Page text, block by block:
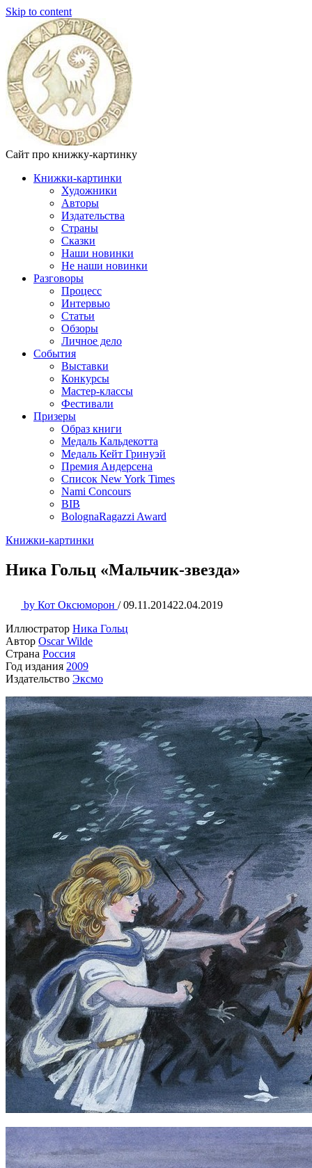
Skip to content
Сайт про книжку-картинку
Книжки-картинки
Художники
Авторы
Издательства
Страны
Сказки
Наши новинки
Не наши новинки
Разговоры
Процесс
Интервью
Статьи
Обзоры
Личное дело
События
Выставки
Конкурсы
Мастер-классы
Фестивали
Призеры
Образ книги
Медаль Кальдекотта
Медаль Кейт Гринуэй
Премия Андерсена
Список New York Times
Nami Concours
BIB
BolognaRagazzi Award
Книжки-картинки
Ника Гольц «Мальчик-звезда»
by Кот Оксюморон / 09.11.201422.04.2019
Иллюстратор Ника Гольц
Автор Oscar Wilde
Страна Россия
Год издания 2009
Издательство Эксмо